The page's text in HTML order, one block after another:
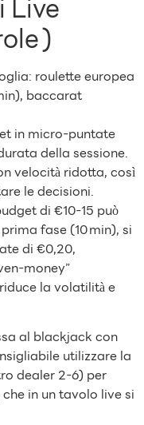
Live
)
roulette europea
baccarat
in micro‑puntate
della sessione.
velocità ridotta, così
le decisioni.
di €10‑15 può
fase (10 min), si
di €0,20,
la volatilità e
al blackjack con
utilizzare la
dealer 2‑6) per
in un tavolo live si